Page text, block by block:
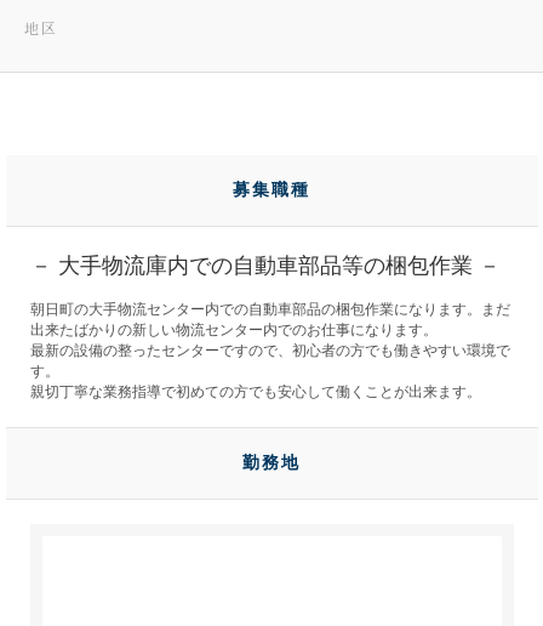
地区
募集職種
－ 大手物流庫内での自動車部品等の梱包作業 －
朝日町の大手物流センター内での自動車部品の梱包作業になります。まだ
出来たばかりの新しい物流センター内でのお仕事になります。
最新の設備の整ったセンターですので、初心者の方でも働きやすい環境で
す。
親切丁寧な業務指導で初めての方でも安心して働くことが出来ます。
勤務地